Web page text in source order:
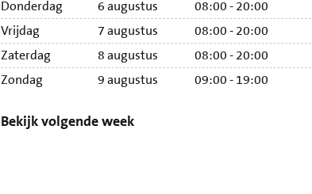
Donderdag
6 augustus
08:00 - 20:00
Vrijdag
7 augustus
08:00 - 20:00
Zaterdag
8 augustus
08:00 - 20:00
Zondag
9 augustus 09:00 - 19:00
Bekijk volgende week